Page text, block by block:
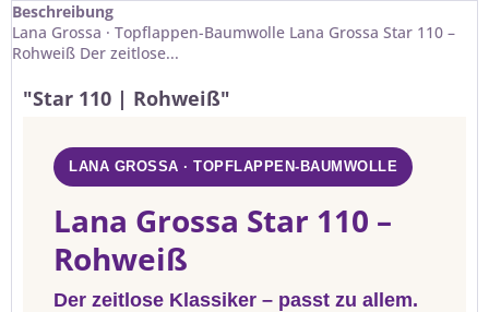
Beschreibung
Lana Grossa · Topflappen-Baumwolle Lana Grossa Star 110 –
Rohweiß Der zeitlose...
"Star 110 | Rohweiß"
LANA GROSSA · TOPFLAPPEN-BAUMWOLLE
Lana Grossa Star 110 –
Rohweiß
Der zeitlose Klassiker – passt zu allem.